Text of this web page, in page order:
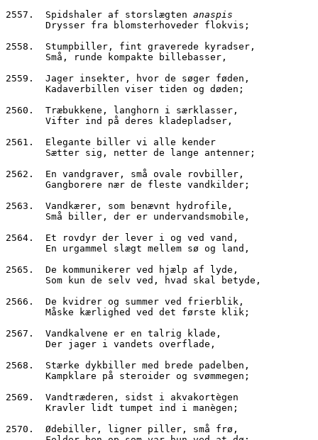
2557.  Spidshaler af storslægten anaspis
       Drysser fra blomsterhoveder flokvis;
2558.  Stumpbiller, fint graverede kyradser,
       Små, runde kompakte billebasser,
2559.  Jager insekter, hvor de søger føden,
       Kadaverbillen viser tiden og døden;
2560.  Træbukkene, langhorn i særklasser,
       Vifter ind på deres kladepladser,
2561.  Elegante biller vi alle kender
       Sætter sig, netter de lange antenner;
2562.  En vandgraver, små ovale rovbiller,
       Gangborere nær de fleste vandkilder;
2563.  Vandkærer, som benævnt hydrofile,
       Små biller, der er undervandsmobile,
2564.  Et rovdyr der lever i og ved vand,
       En urgammel slægt mellem sø og land,
2565.  De kommunikerer ved hjælp af lyde,
       Som kun de selv ved, hvad skal betyde,
2566.  De kvidrer og summer ved frierblik,
       Måske kærlighed ved det første klik;
2567.  Vandkalvene er en talrig klade,
       Der jager i vandets overflade,
2568.  Stærke dykbiller med brede padelben,
       Kampklare på steroider og svømmegen;
2569.  Vandtræderen, sidst i akvakortègen
       Kravler lidt tumpet ind i manègen;
2570.  Ødebiller, ligner piller, små frø,